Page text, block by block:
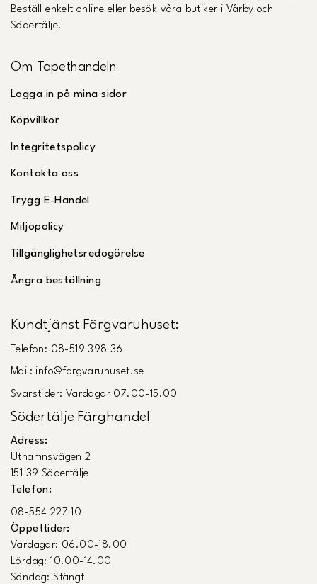
Beställ enkelt online eller besök våra butiker i Vårby och
Södertälje!
Om Tapethandeln
Logga in på mina sidor
Köpvillkor
Integritetspolicy
Kontakta oss
Trygg E-Handel
Miljöpolicy
Tillgänglighetsredogörelse
Ångra beställning
Kundtjänst Färgvaruhuset:
Telefon: 08-519 398 36
Mail: info@fargvaruhuset.se
Svarstider: Vardagar 07.00-15.00
Södertälje Färghandel
Adress:
Uthamnsvägen 2
151 39 Södertälje
Telefon:
08-554 227 10
Öppettider:
Vardagar: 06.00-18.00
Lördag: 10.00-14.00
Söndag: Stängt